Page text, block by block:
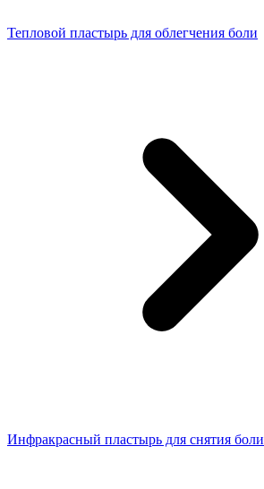
Тепловой пластырь для облегчения боли
Инфракрасный пластырь для снятия боли